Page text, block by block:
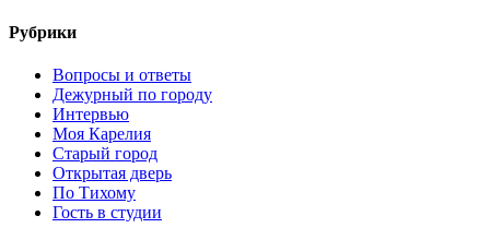
Рубрики
Вопросы и ответы
Дежурный по городу
Интервью
Моя Карелия
Старый город
Открытая дверь
По Тихому
Гость в студии